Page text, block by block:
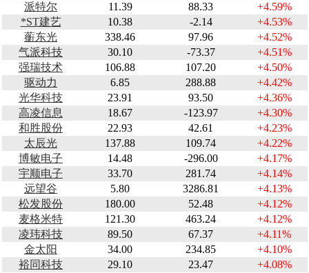
派特尔
11.39 88.33
+4.59%
*ST建艺
10.38 -2.14
+4.53%
蘅东光
338.46 97.96
+4.52%
气派科技
30.10 -73.37
+4.51%
强瑞技术
106.88 107.20
+4.50%
驱动力
6.85 288.88
+4.42%
光华科技
23.91 93.50
+4.36%
高凌信息
18.67 -123.97
+4.30%
和胜股份
22.93 42.61
+4.23%
太辰光
137.88 109.74
+4.22%
博敏电子
14.48 -296.00
+4.17%
宇顺电子
33.70 281.74
+4.14%
远望谷
5.80 3286.81
+4.13%
松发股份
180.00 52.48
+4.12%
麦格米特
121.30 463.24
+4.12%
凌玮科技
89.50 67.37
+4.11%
金太阳
34.00 234.85
+4.10%
裕同科技
29.10 23.47
+4.08%